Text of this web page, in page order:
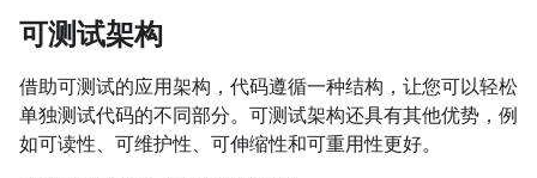
可测试架构
借助可测试的应用架构，代码遵循一种结构，让您可以轻松
单独测试代码的不同部分。可测试架构还具有其他优势，例
如可读性、可维护性、可伸缩性和可重用性更好。